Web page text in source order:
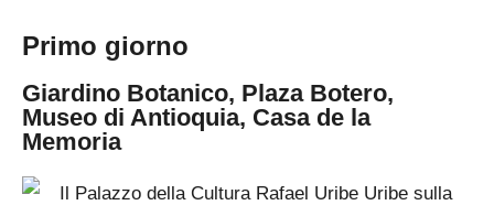
Primo giorno
Giardino Botanico, Plaza Botero,
Museo di Antioquia, Casa de la
Memoria